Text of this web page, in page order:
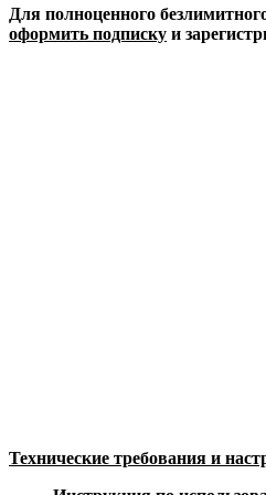
Для полноценного
оформить подписку и
Технические требования и